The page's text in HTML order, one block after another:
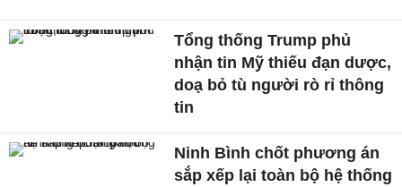
Tổng thống Trump phủ
nhận tin Mỹ thiếu đạn dược,
doạ bỏ tù người rò rỉ thông
tin
Ninh Bình chốt phương án
sắp xếp lại toàn bộ hệ thống